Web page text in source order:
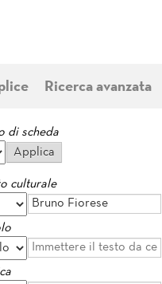
Ricerca avanzata
di scheda
culturale